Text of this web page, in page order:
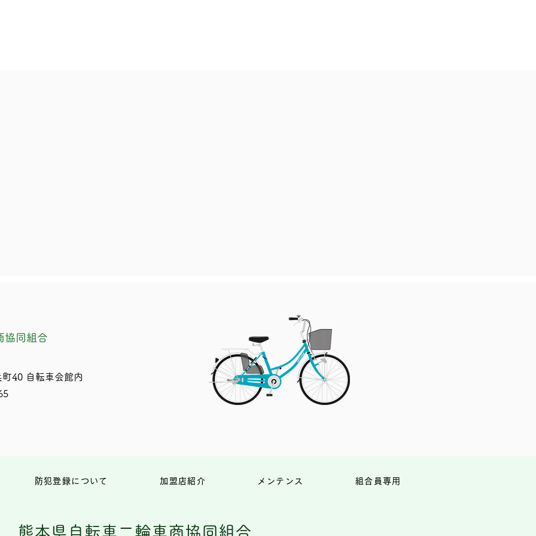
協同組合
40 自転車会館内
防犯登録について 加盟店紹介 メンテンス 組合員専用
熊本県自転車二輪車商協同組合